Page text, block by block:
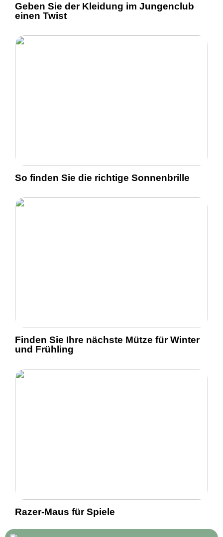
Geben Sie der Kleidung im Jungenclub
einen Twist
So finden Sie die richtige Sonnenbrille
Finden Sie Ihre nächste Mütze für Winter
und Frühling
Razer-Maus für Spiele